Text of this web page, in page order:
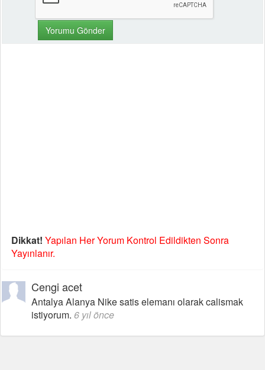
Dikkat! Yapılan Her Yorum Kontrol Edildikten Sonra
Yayınlanır.
Cengi acet
Antalya Alanya Nike satis elemanı olarak calismak
istiyorum. 6 yıl önce